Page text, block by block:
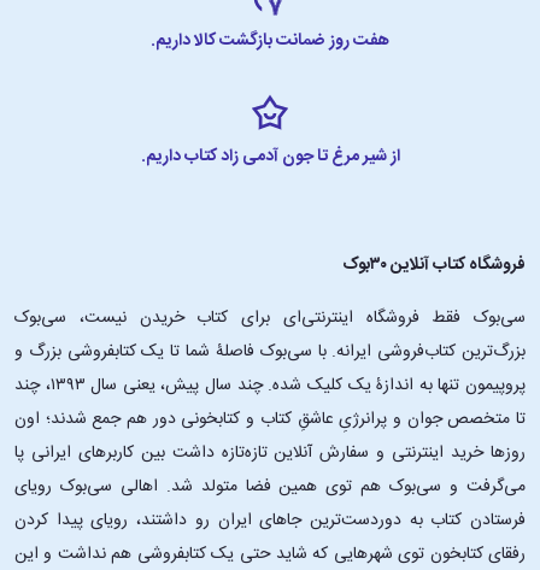
هفت روز ضمانت بازگشت کالا داریم.
از شیر مرغ تا جون آدمی زاد کتاب داریم.
فروشگاه کتاب آنلاین ۳۰بوک
سی‌بوک فقط فروشگاه اینترنتی‌ای برای کتاب خریدن نیست، سی‌بوک
بزرگ‌ترین کتاب‌فروشی ایرانه. با سی‌بوک فاصلۀ شما تا یک کتابفروشی بزرگ و
پروپیمون تنها به اندازۀ یک کلیک شده. چند سال پیش، یعنی سال ۱۳۹۳، چند
تا متخصص جوان و پرانرژیِ عاشقِ کتاب و کتابخونی دور هم جمع شدند؛ اون‌
روزها خرید اینترنتی و سفارش آنلاین تازه‌تازه داشت بین کاربرهای ایرانی پا
می‌گرفت و سی‌بوک هم توی همین فضا متولد شد. اهالی سی‌بوک رویای
فرستادن کتاب به دوردست‌ترین جاهای ایران رو داشتند، رویای پیدا کردن
رفقای کتابخون توی شهرهایی که شاید حتی یک کتابفروشی هم نداشت و این